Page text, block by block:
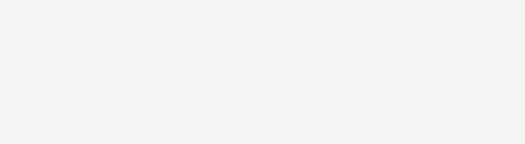
kapsam dışında…
kaldırılmasını istedi!